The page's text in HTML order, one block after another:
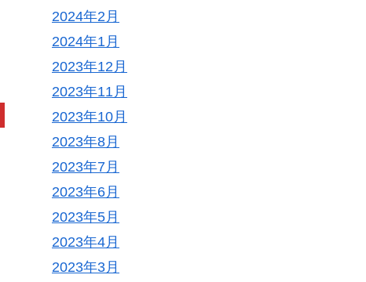
2024年2月
2024年1月
2023年12月
2023年11月
2023年10月
2023年8月
2023年7月
2023年6月
2023年5月
2023年4月
2023年3月